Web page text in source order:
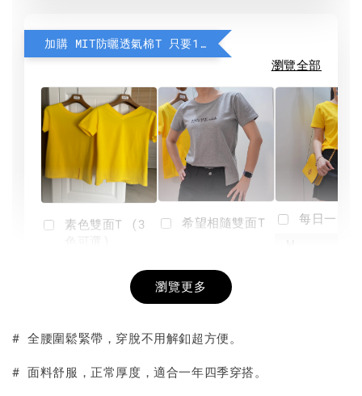
加購 MIT防曬透氣棉T 只要190元
瀏覽全部
素色雙面T (3
+
希望相隨雙面T
NT$ 190
-
每日一笑
瀏覽更多
# 全腰圍鬆緊帶，穿脫不用解釦超方便。
# 面料舒服，正常厚度，適合一年四季穿搭。